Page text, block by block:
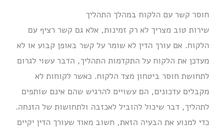
חוסר קשר עם הלקוח במהלך התהליך
שירות טוב מצריך לא רק זמינות, אלא גם קשר רציף עם
הלקוח. אם עורך הדין לא שומר על קשר באופן קבוע או לא
מעדכן את הלקוח על התקדמות התהליך, הדבר עשוי לגרום
לתחושת חוסר ביטחון מצד הלקוח. כאשר לקוחות לא
מקבלים עדכונים, הם עשויים להרגיש שהם אינם שותפים
לתהליך, דבר שיכול להוביל לאכזבה ולתחושות של הזנחה.
כדי למנוע את הבעיה הזאת, חשוב מאוד שעורך הדין יקיים